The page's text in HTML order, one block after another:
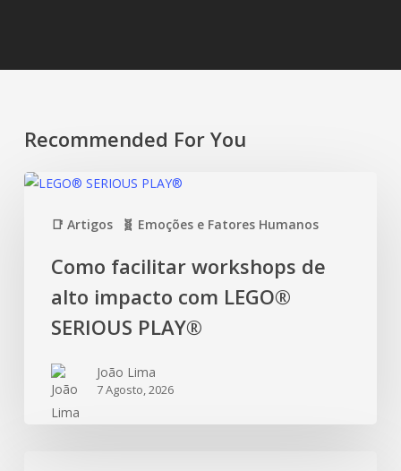
Recommended For You
📑 Artigos 🧬 Emoções e Fatores Humanos
Como facilitar workshops de
alto impacto com LEGO®
SERIOUS PLAY®
João Lima
7 Agosto, 2026